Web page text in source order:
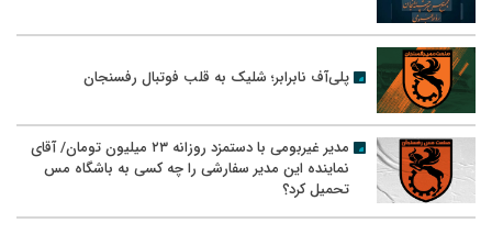
پلی‌آف نابرابر؛ شلیک به قلب فوتبال رفسنجان
مدیر غیربومی با دستمزد روزانه ۲۳ میلیون تومان/ آقای
نماینده این مدیر سفارشی را چه کسی به باشگاه مس
تحمیل کرد؟